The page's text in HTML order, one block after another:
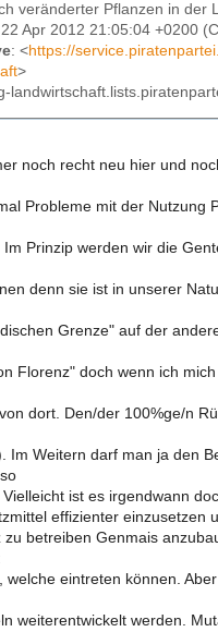
veränderter Pflanzen in der
Apr 2012 21:05:04 +0200
: <https://
>
noch recht neu hier und
Probleme mit der Nutzung
Prinzip werden wir die
denn sie ist in unserer
Grenze" auf der
Florenz" doch wenn ich
dort. Den/der 100%ge/n
Im Weitern darf man ja den
ist es irgendwann
effizienter einzusetzen
zu betreiben Genmais
welche eintreten können.
weiterentwickelt werden.